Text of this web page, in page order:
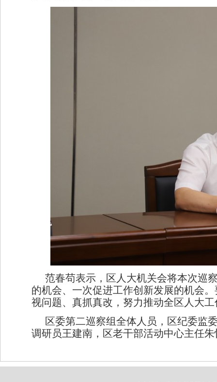
范春苟表示，区人大机关会将本次巡
的机会、一次促进工作创新发展的机会
视问题、真抓真改，努力推动全区人大
区委第二巡察组全体人员，区纪委监
调研员王建南，区老干部活动中心主任